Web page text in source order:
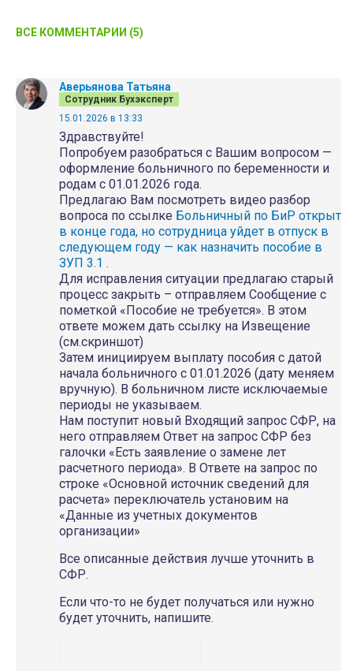
ВСЕ КОММЕНТАРИИ (5)
Аверьянова Татьяна
Сотрудник Бухэксперт
15.01.2026 в 13:33
Здравствуйте!
Попробуем разобраться с Вашим вопросом —
оформление больничного по беременности и
родам с 01.01.2026 года.
Предлагаю Вам посмотреть видео разбор
вопроса по ссылке Больничный по БиР открыт
в конце года, но сотрудница уйдет в отпуск в
следующем году — как назначить пособие в
ЗУП 3.1 .
Для исправления ситуации предлагаю старый
процесс закрыть – отправляем Сообщение с
пометкой «Пособие не требуется». В этом
ответе можем дать ссылку на Извещение
(см.скриншот)
Затем инициируем выплату пособия с датой
начала больничного с 01.01.2026 (дату меняем
вручную). В больничном листе исключаемые
периоды не указываем.
Нам поступит новый Входящий запрос СФР, на
него отправляем Ответ на запрос СФР без
галочки «Есть заявление о замене лет
расчетного периода». В Ответе на запрос по
строке «Основной источник сведений для
расчета» переключатель установим на
«Данные из учетных документов
организации»
Все описанные действия лучше уточнить в
СФР.
Если что-то не будет получаться или нужно
будет уточнить, напишите.